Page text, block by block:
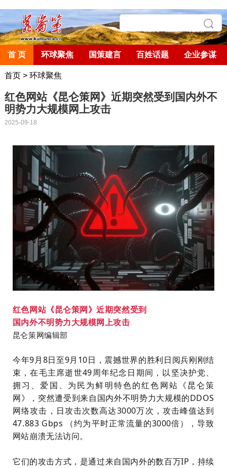
首 页 环球聚焦 国策建言 百姓话题 企业参谋
首页> 环球聚焦
红色网站《昆仑策网》近期突然受到国内外不
明势力大规模网上攻击
2025-09-18
红色网站《昆仑策网》近期突然受到
国内外不明势力大规模网上攻击
昆仑策网编辑部
今年9月8日至9月10日，震撼世界的胜利日阅兵刚刚结
束，在毛主席逝世49周年纪念日期间， 以坚决护党、
拥习、爱国、为民为鲜明特色的红色网站《昆仑策
网》，突然遭受到来自国内外不明势力大规模的DDOS
网络攻击， 日攻击次数高达3000万次，攻击峰值达到
47.883 Gbps （约为平时正常流量的3000倍），导致
网站崩溃无法访问。
它们的攻击方式，是通过来自国内外的数百万IP，持续